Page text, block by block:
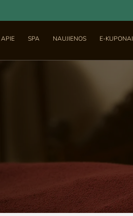
APIE SPA NAUJIENOS E-KUPONAI